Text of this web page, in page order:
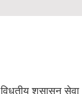
विधुतीय शुसासन सेवा